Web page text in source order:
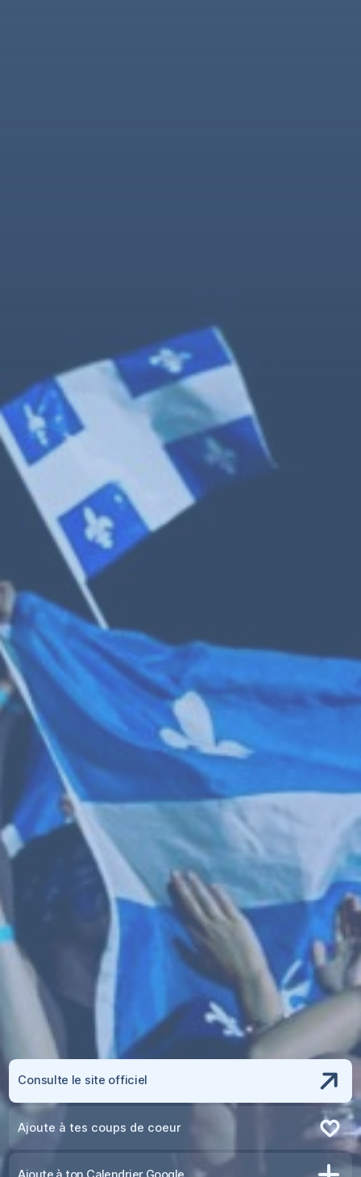
Consulte le site officiel
Ajoute à tes coups de coeur